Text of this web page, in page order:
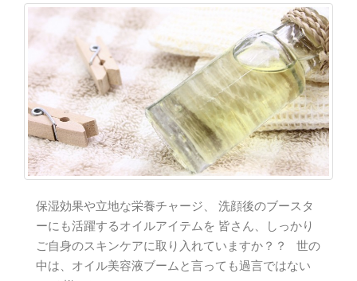
o
n
保湿効果や立地な栄養チャージ、 洗顔後のブースタ
ーにも活躍するオイルアイテムを 皆さん、しっかり
ご自身のスキンケアに取り入れていますか？？ 世の
中は、オイル美容液ブームと言っても過言ではない